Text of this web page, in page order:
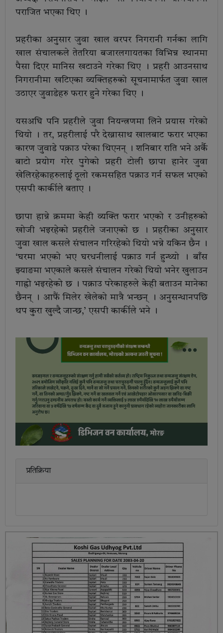
पराजित भएका थिए ।
प्रहरीका अनुसार जुवा खाल वरपर निगरानी गर्नका लागि
खाल संचालकले तेतरिया बजारलगायतका विभिन्न स्थानमा
पैसा दिएर मानिस खटाउने गरेका थिए । प्रहरी आउनसाथ
निगरानीमा खटिएका व्यक्तिहरुको सूचनामार्फत जुवा खाल
उठाएर जुवाडेहरु फरार हुने गरेका थिए ।
यसअघि पनि प्रहरीले जुवा नियन्त्रणमा लिने प्रयास गरेको
थियो । तर, प्रहरीलाई परै देख्नासाथ खालबाट फरार भएका
कारण जुवाडे पक्राउ परेका थिएनन् । शनिबार राति भने अर्कै
बाटो प्रयोग गरेर पुगेको प्रहरी टोली छापा हानेर जुवा
खेलिरहेकाहरुलाई ठूलो रकमसहित पक्राउ गर्न सफल भएको
एसपी कार्कीले बताए ।
छापा हान्ने क्रममा केही व्यक्ति फरार भएको र उनीहरुको
खोजी भइरहेको प्रहरीले जनाएको छ । प्रहरीका अनुसार
जुवा खाल कसले संचालन गरिरहेको थियो भन्ने यकिन छैन ।
‘घरमा भएको भए घरधनीलाई पक्राउ गर्न हुन्थ्यो । बाँस
झ्याङमा भएकाले कसले संचालन गरेको थियो भनेर खुलाउन
गाह्रो भइरहेको छ । पक्राउ परेकाहरुले केही बताउन मानेका
छैनन् । आफैं मिलेर खेलेको मात्रै भन्छन् । अनुसन्धानपछि
थप कुरा खुल्दै जान्छ,’ एसपी कार्कीले भने ।
प्रतिक्रिया